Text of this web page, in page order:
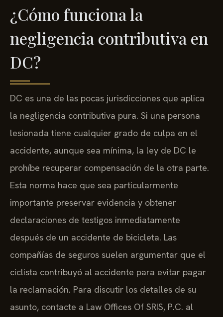
¿Cómo funciona la
negligencia contributiva en
DC?
DC es una de las pocas jurisdicciones que aplica
la negligencia contributiva pura. Si una persona
lesionada tiene cualquier grado de culpa en el
accidente, aunque sea mínima, la ley de DC le
prohíbe recuperar compensación de la otra parte.
Esta norma hace que sea particularmente
importante preservar evidencia y obtener
declaraciones de testigos inmediatamente
después de un accidente de bicicleta. Las
compañías de seguros suelen argumentar que el
ciclista contribuyó al accidente para evitar pagar
la reclamación. Para discutir los detalles de su
asunto, contacte a Law Offices Of SRIS, P.C. al